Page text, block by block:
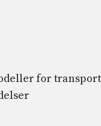
for